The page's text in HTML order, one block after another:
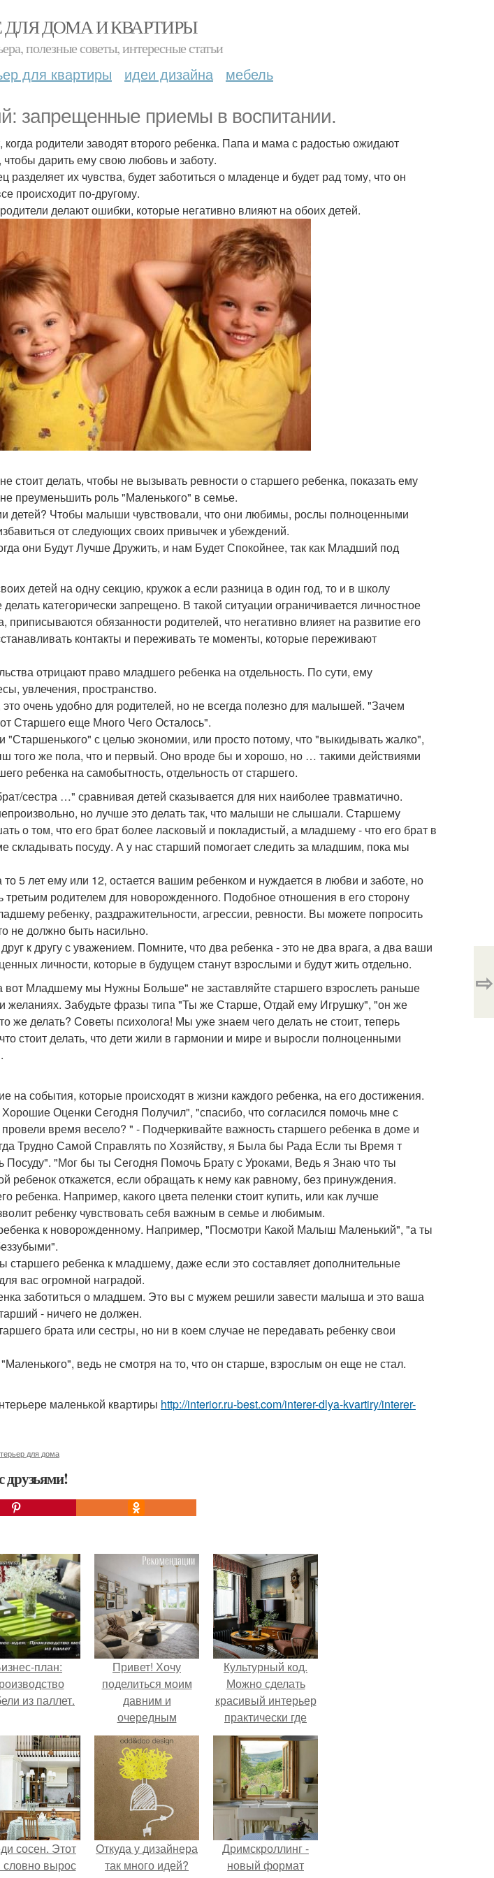
ДЛЯ ДОМА И КВАРТИРЫ
полезные советы, интересные статьи
для квартиры идеи дизайна мебель
запрещенные приемы в воспитании.
родители заводят второго ребенка. Папа и мама с радостью ожидают
дарить ему свою любовь и заботу.
их чувства, будет заботиться о младенце и будет рад тому, что он
происходит по-другому.
делают ошибки, которые негативно влияют на обоих детей.
стоит делать, чтобы не вызывать ревности о старшего ребенка, показать ему
преуменьшить роль "Маленького" в семье.
детей? Чтобы малыши чувствовали, что они любимы, рослы полноценными
от следующих своих привычек и убеждений.
они Будут Лучше Дружить, и нам Будет Спокойнее, так как Младший под
детей на одну секцию, кружок а если разница в один год, то и в школу
категорически запрещено. В такой ситуации ограничивается личностное
приписываются обязанности родителей, что негативно влияет на развитие его
контакты и переживать те моменты, которые переживают
отрицают право младшего ребенка на отдельность. По сути, ему
увлечения, пространство.
это очень удобно для родителей, но не всегда полезно для малышей. "Зачем
Старшего еще Много Чего Осталось".
с целью экономии, или просто потому, что "выкидывать жалко",
того же пола, что и первый. Оно вроде бы и хорошо, но … такими действиями
ребенка на самобытность, отдельность от старшего.
сестра …" сравнивая детей сказывается для них наиболее травматично.
но лучше это делать так, что малыши не слышали. Старшему
о том, что его брат более ласковый и покладистый, а младшему - что его брат в
складывать посуду. А у нас старший помогает следить за младшим, пока мы
5 лет ему или 12, остается вашим ребенком и нуждается в любви и заботе, но
третьим родителем для новорожденного. Подобное отношения в его сторону
ребенку, раздражительности, агрессии, ревности. Вы можете попросить
не должно быть насильно.
к другу с уважением. Помните, что два ребенка - это не два врага, а два ваши
личности, которые в будущем станут взрослыми и будут жить отдельно.
Младшему мы Нужны Больше" не заставляйте старшего взрослеть раньше
желаниях. Забудьте фразы типа "Ты же Старше, Отдай ему Игрушку", "он же
же делать? Советы психолога! Мы уже знаем чего делать не стоит, теперь
стоит делать, что дети жили в гармонии и мире и выросли полноценными
на события, которые происходят в жизни каждого ребенка, на его достижения.
Оценки Сегодня Получил", "спасибо, что согласился помочь мне с
время весело? " - Подчеркивайте важность старшего ребенка в доме и
Трудно Самой Справлять по Хозяйству, я Была бы Рада Если ты Время т
"Мог бы ты Сегодня Помочь Брату с Уроками, Ведь я Знаю что ты
ребенок откажется, если обращать к нему как равному, без принуждения.
ребенка. Например, какого цвета пеленки стоит купить, или как лучше
ребенку чувствовать себя важным в семье и любимым.
к новорожденному. Например, "Посмотри Какой Малыш Маленький", "а ты
старшего ребенка к младшему, даже если это составляет дополнительные
вас огромной наградой.
заботиться о младшем. Это вы с мужем решили завести малыша и это ваша
- ничего не должен.
брата или сестры, но ни в коем случае не передавать ребенку свои
ведь не смотря на то, что он старше, взрослым он еще не стал.
маленькой квартиры http://interior.ru-best.com/interer-dlya-kvartiry/interer-
для дома
друзьями!
⇨
план:
из паллет.
Привет! Хочу
поделиться моим
давним и
очередным
неопубликованным
проектом.
Культурный код.
Можно сделать
красивый интерьер
практически где
угодно.
сосен. Этот
вырос
Откуда у дизайнера
так много идей?
Дримскроллинг -
новый формат